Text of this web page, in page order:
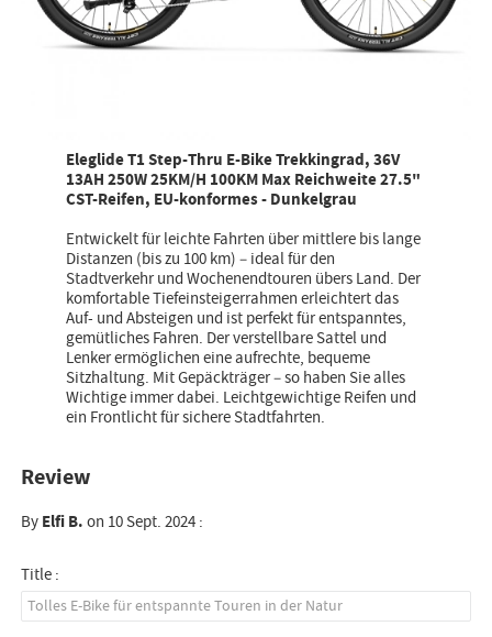
Eleglide T1 Step-Thru E-Bike Trekkingrad, 36V
13AH 250W 25KM/H 100KM Max Reichweite 27.5"
CST-Reifen, EU-konformes - Dunkelgrau
Entwickelt für leichte Fahrten über mittlere bis lange
Distanzen (bis zu 100 km) – ideal für den
Stadtverkehr und Wochenendtouren übers Land. Der
komfortable Tiefeinsteigerrahmen erleichtert das
Auf- und Absteigen und ist perfekt für entspanntes,
gemütliches Fahren. Der verstellbare Sattel und
Lenker ermöglichen eine aufrechte, bequeme
Sitzhaltung. Mit Gepäckträger – so haben Sie alles
Wichtige immer dabei. Leichtgewichtige Reifen und
ein Frontlicht für sichere Stadtfahrten.
Review
ByElfi B.on 10 Sept. 2024 :
Title :